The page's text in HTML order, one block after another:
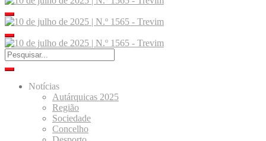
Notícias
Autárquicas 2025
Região
Sociedade
Concelho